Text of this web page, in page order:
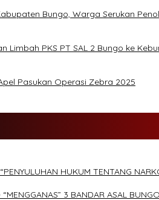
Bungo, Warga Serukan
Limbah PKS PT SAL 2 Bungo ke
Pasukan Operasi Zebra 2025
HUKUM TENTANG
3 BANDAR ASAL